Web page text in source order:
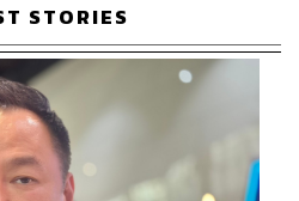
STORIES